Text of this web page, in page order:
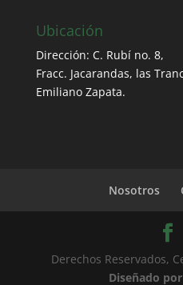
Ubicación
Dirección: C. Rubí no. 8,
Fracc. Jacarandas, las
Emiliano Zapata.
Nosotros
Derechos Reservados,
Diseñado